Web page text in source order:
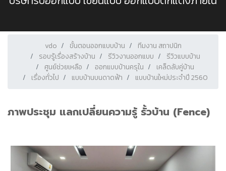
vdo ขั้นตอนออกแบบบ้าน
ทีมงาน สถาปนิก
รอบรู้เรื่องสร้างบ้าน
รีวิวงานออกแบบ
รีวิวแบบบ้าน
ศูนย์ช่วยเหลือ
ออกแบบบ้านครุใน
เคล็ดลับคู่บ้าน
เรื่องทั่วไป
แบบบ้านบนดาดฟ้า แบบบ้านใหม่ประจำปี 2560
ภาพประชุม แลกเปลี่ยนความรู้ รั้วบ้าน (fence)